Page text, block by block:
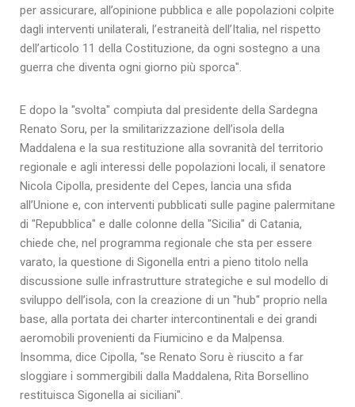
per assicurare, all’opinione pubblica e alle popolazioni colpite
dagli interventi unilaterali, l’estraneità dell’Italia, nel rispetto
dell’articolo 11 della Costituzione, da ogni sostegno a una
guerra che diventa ogni giorno più sporca".
E dopo la "svolta" compiuta dal presidente della Sardegna
Renato Soru, per la smilitarizzazione dell’isola della
Maddalena e la sua restituzione alla sovranità del territorio
regionale e agli interessi delle popolazioni locali, il senatore
Nicola Cipolla, presidente del Cepes, lancia una sfida
all’Unione e, con interventi pubblicati sulle pagine palermitane
di "Repubblica" e dalle colonne della "Sicilia" di Catania,
chiede che, nel programma regionale che sta per essere
varato, la questione di Sigonella entri a pieno titolo nella
discussione sulle infrastrutture strategiche e sul modello di
sviluppo dell’isola, con la creazione di un "hub" proprio nella
base, alla portata dei charter intercontinentali e dei grandi
aeromobili provenienti da Fiumicino e da Malpensa.
Insomma, dice Cipolla, "se Renato Soru è riuscito a far
sloggiare i sommergibili dalla Maddalena, Rita Borsellino
restituisca Sigonella ai siciliani".